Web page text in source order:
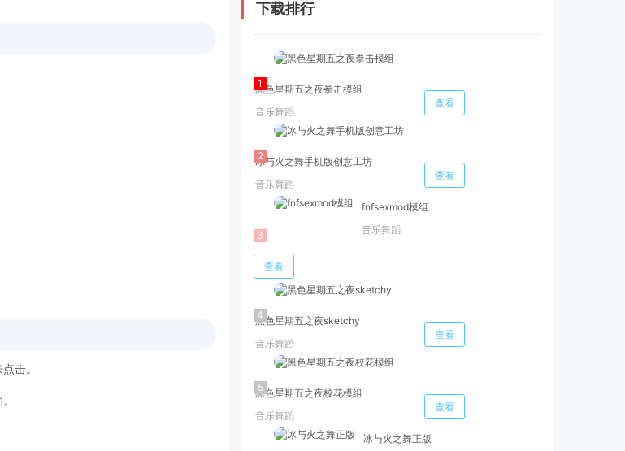
击。
下载排行
黑色星期五之夜拳击模组
音乐舞蹈
查看
冰与火之舞手机版创意工坊
音乐舞蹈
查看
fnfseⅹmod模组
音乐舞蹈
查看
黑色星期五之夜sketchy
音乐舞蹈
查看
黑色星期五之夜校花模组
音乐舞蹈
查看
冰与火之舞正版